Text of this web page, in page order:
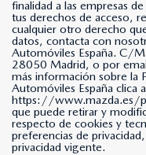
finalidad a las empresas
tus derechos de acceso,
cualquier otro derecho
datos, contacta con
Automóviles España. C/
28050 Madrid, o por
más información sobre la
Automóviles España clica
https://www.mazda.es/
que puede retirar y
respecto de cookies y
preferencias de
privacidad vigente.